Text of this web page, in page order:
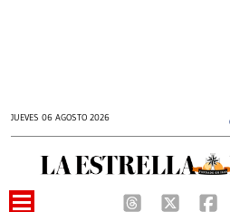
JUEVES 06 AGOSTO 2026